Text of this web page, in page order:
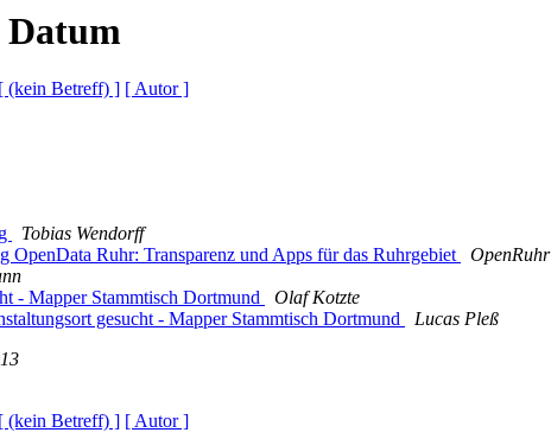
Datum
[ (kein Betreff) ] [ Autor ]
Tobias Wendorff
Ruhr: Transparenz und Apps für das Ruhrgebiet
OpenRuhr
- Mapper Stammtisch Dortmund
Olaf Kotzte
gesucht - Mapper Stammtisch Dortmund
Lucas Pleß
[ (kein Betreff) ] [ Autor ]